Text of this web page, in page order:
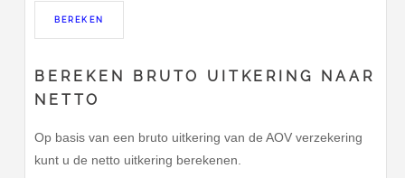
BEREKEN BRUTO UITKERING NAAR
NETTO
Op basis van een bruto uitkering van de AOV verzekering
kunt u de netto uitkering berekenen.